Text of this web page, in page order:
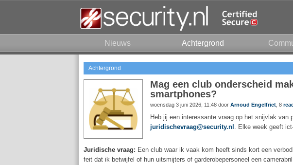
Nieuws Achtergrond
Achtergrond
Mag een club onderscheid
smartphones?
woensdag 3 juni 2026, 11:48 door Arnoud Engelfriet , 8
Heb jij een interessante vraag op het snijvlak
juridischevraag@security.nl . Elke week geeft
Juridische vraag: Een club waar ik vaak kom heeft sinds kort een
feit dat ik betwijfel of hun uitsmijters of garderobepersoneel een